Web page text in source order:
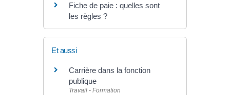
Fiche de paie : quelles sont
les règles ?
Et aussi
Carrière dans la fonction
publique
Travail - Formation